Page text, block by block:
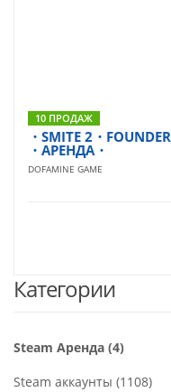
10 ПРОДАЖ
・SMITE 2・
・АРЕНДА・
DOFAMINE GAME
Категории
Steam Аренда (4)
Steam аккаунты (1108)